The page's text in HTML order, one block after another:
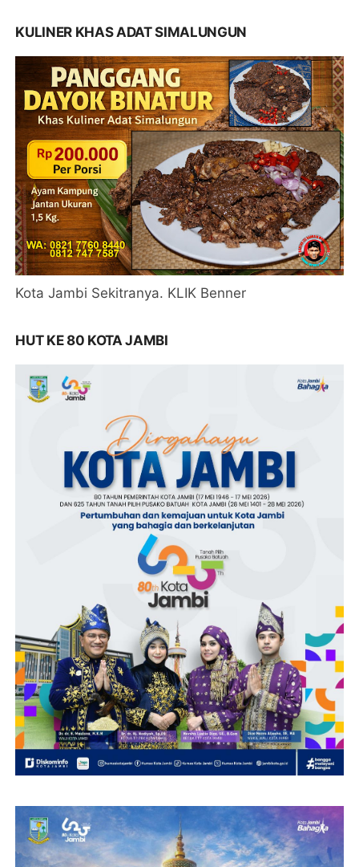
KULINER KHAS ADAT SIMALUNGUN
Kota Jambi Sekitranya. KLIK Benner
HUT KE 80 KOTA JAMBI